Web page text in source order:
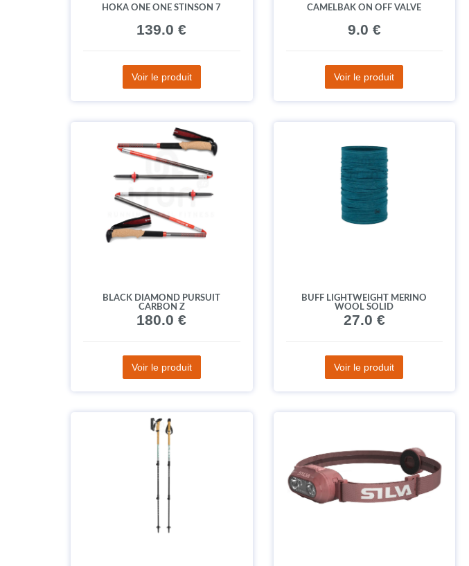
HOKA ONE ONE STINSON 7
139.0 €
Voir le produit
CAMELBAK ON OFF VALVE
9.0 €
Voir le produit
BLACK DIAMOND PURSUIT
CARBON Z
180.0 €
Voir le produit
BUFF LIGHTWEIGHT MERINO
WOOL SOLID
27.0 €
Voir le produit